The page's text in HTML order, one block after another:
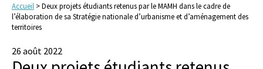
Accueil >Deux projets étudiants retenus par le MAMH dans le cadre de
l’élaboration de sa Stratégie nationale d’urbanisme et d’aménagement des
territoires
26 août 2022